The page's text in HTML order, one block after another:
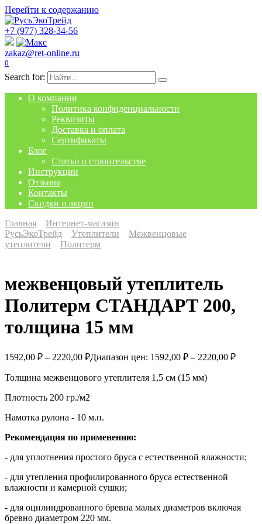
Перейти к содержанию
+7 (977) 328-34-56
zakaz@ret-online.ru
0
Search for:
О компании
Политика конфиденциальности
Реквизиты
Доставка и оплата
Сертификаты
Блог
Статьи о строительстве
Инструкции
Отзывы
Контакты
Скидки и акции
Главная
Интернет-магазин
РусьЭкоТрейд
Утеплители
Межвенцовые
утеплители
Политерм
межвенцовый утеплитель
Политерм СТАНДАРТ 200,
толщина 15 мм
1592,00 ₽ – 2220,00 ₽Диапазон цен: 1592,00 ₽ – 2220,00 ₽
Толщина межвенцового утеплителя 1,5 см (15 мм)
Плотность 200 гр./м2
Намотка рулона - 10 м.п.
Рекомендация по применению:
- для уплотнения простого бруса с естественной влажности;
- для утепления профилированного бруса естественной
влажности и камерной сушки;
- для оцилиндрованного бревна малых диаметров включая
бревно диаметром 220 мм.